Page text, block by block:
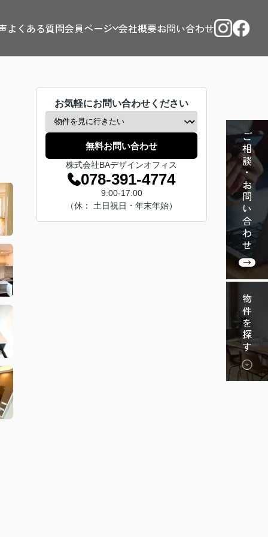
よくある質問会員ページ 会社概要お問い合わせ
ご相談・お問い合わせ
物件を探す
お気軽にお問い合わせください
無料お問い合わせ
株式会社BAデザインオフィス
078-391-4774
9:00-17:00
（休： 土日祝日・年末年始）